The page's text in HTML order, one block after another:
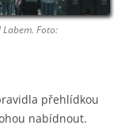
Foto:
přehlídkou
nabídnout.